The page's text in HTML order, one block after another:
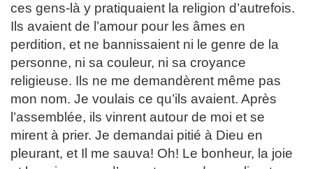
ces gens-là y pratiquaient la religion d’autrefois.
Ils avaient de l’amour pour les âmes en
perdition, et ne bannissaient ni le genre de la
personne, ni sa couleur, ni sa croyance
religieuse. Ils ne me demandèrent même pas
mon nom. Je voulais ce qu’ils avaient. Après
l’assemblée, ils vinrent autour de moi et se
mirent à prier. Je demandai pitié à Dieu en
pleurant, et Il me sauva! Oh! Le bonheur, la joie